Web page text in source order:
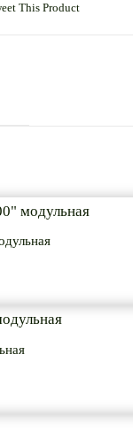
This Product